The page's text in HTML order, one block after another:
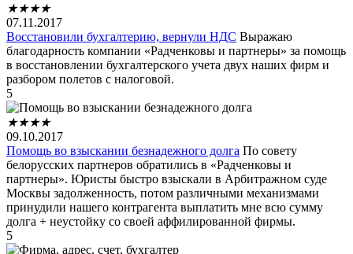
★★★★
07.11.2017
Восстановили бухгалтерию, вернули НДС Выражаю
благодарность компании «Радченковы и партнеры» за помощь
в восстановлении бухгалтерского учета двух наших фирм и
разбором полетов с налоговой.
5
★★★★
09.10.2017
Помощь во взыскании безнадежного долга По совету
белорусских партнеров обратились в «Радченковы и
партнеры». Юристы быстро взыскали в Арбитражном суде
Москвы задолженность, потом различными механизмами
принудили нашего контрагента выплатить мне всю сумму
долга + неустойку со своей аффилированной фирмы.
5